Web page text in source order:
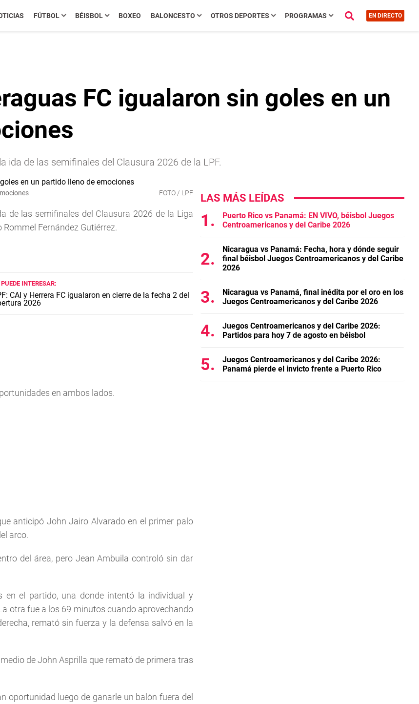
FÚTBOL BÉISBOL BOXEO BALONCESTO OTROS DEPORTES PROGRAMAS EN DIRECTO
FC igualaron sin goles en un
ida de las semifinales del Clausura 2026 de la LPF.
FOTO / LPF
de las semifinales del Clausura 2026 de la Liga
Fernández Gutiérrez.
PUEDE INTERESAR:
CAI y Herrera FC igualaron en cierre de la fecha 2 del
2026
en ambos lados.
anticipó John Jairo Alvarado en el primer palo
arco.
del área, pero Jean Ambuila controló sin dar
en el partido, una donde intentó la individual y
otra fue a los 69 minutos cuando aprovechando
remató sin fuerza y la defensa salvó en la
de John Asprilla que remató de primera tras
oportunidad luego de ganarle un balón fuera del
LAS MÁS LEÍDAS
Puerto Rico vs Panamá: EN VIVO, béisbol Juegos
Centroamericanos y del Caribe 2026
Nicaragua vs Panamá: Fecha, hora y dónde seguir
final béisbol Juegos Centroamericanos y del Caribe
2026
Nicaragua vs Panamá, final inédita por el oro en los
Juegos Centroamericanos y del Caribe 2026
Juegos Centroamericanos y del Caribe 2026:
Partidos para hoy 7 de agosto en béisbol
Juegos Centroamericanos y del Caribe 2026:
Panamá pierde el invicto frente a Puerto Rico